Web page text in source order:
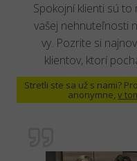
Spokojní klienti sú
vašej nehnuteľnosti
vy. Pozrite si
klientov, ktorí
Stretli ste sa už s nami?
anonymne,v